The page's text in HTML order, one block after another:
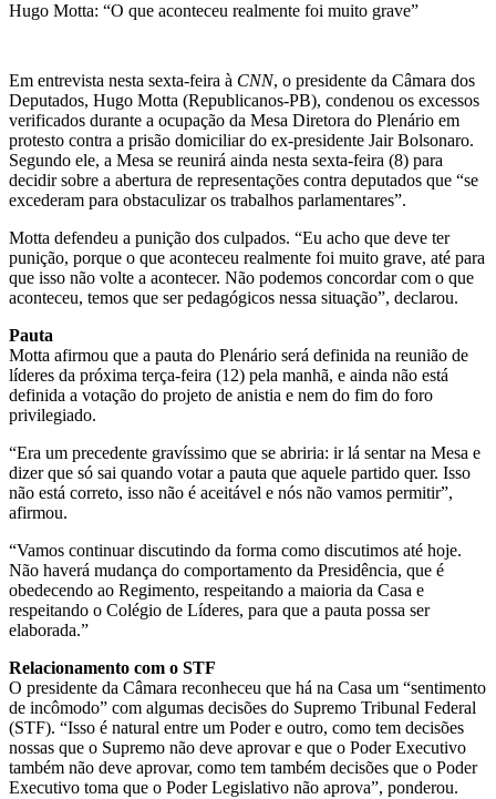
Hugo Motta: “O que aconteceu realmente foi muito grave”
Em entrevista nesta sexta-feira à CNN, o presidente da Câmara dos
Deputados, Hugo Motta (Republicanos-PB), condenou os excessos
verificados durante a ocupação da Mesa Diretora do Plenário em
protesto contra a prisão domiciliar do ex-presidente Jair Bolsonaro.
Segundo ele, a Mesa se reunirá ainda nesta sexta-feira (8) para
decidir sobre a abertura de representações contra deputados que “se
excederam para obstaculizar os trabalhos parlamentares”.
Motta defendeu a punição dos culpados. “Eu acho que deve ter
punição, porque o que aconteceu realmente foi muito grave, até para
que isso não volte a acontecer. Não podemos concordar com o que
aconteceu, temos que ser pedagógicos nessa situação”, declarou.
Pauta
Motta afirmou que a pauta do Plenário será definida na reunião de
líderes da próxima terça-feira (12) pela manhã, e ainda não está
definida a votação do projeto de anistia e nem do fim do foro
privilegiado.
“Era um precedente gravíssimo que se abriria: ir lá sentar na Mesa e
dizer que só sai quando votar a pauta que aquele partido quer. Isso
não está correto, isso não é aceitável e nós não vamos permitir”,
afirmou.
“Vamos continuar discutindo da forma como discutimos até hoje.
Não haverá mudança do comportamento da Presidência, que é
obedecendo ao Regimento, respeitando a maioria da Casa e
respeitando o Colégio de Líderes, para que a pauta possa ser
elaborada.”
Relacionamento com o STF
O presidente da Câmara reconheceu que há na Casa um “sentimento
de incômodo” com algumas decisões do Supremo Tribunal Federal
(STF). “Isso é natural entre um Poder e outro, como tem decisões
nossas que o Supremo não deve aprovar e que o Poder Executivo
também não deve aprovar, como tem também decisões que o Poder
Executivo toma que o Poder Legislativo não aprova”, ponderou.